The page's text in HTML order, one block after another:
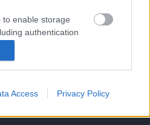
to enable storage
authentication
Access Privacy Policy
az eső a Duna